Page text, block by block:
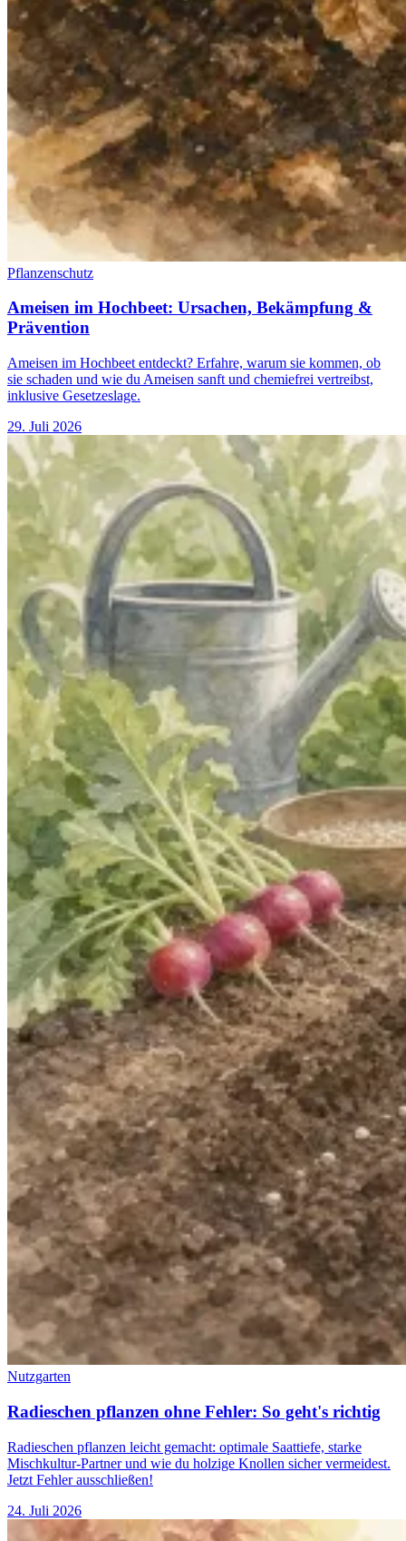
Pflanzenschutz
Ameisen im Hochbeet: Ursachen, Bekämpfung &
Prävention
Ameisen im Hochbeet entdeckt? Erfahre, warum sie kommen, ob
sie schaden und wie du Ameisen sanft und chemiefrei vertreibst,
inklusive Gesetzeslage.
29. Juli 2026
Nutzgarten
Radieschen pflanzen ohne Fehler: So geht's richtig
Radieschen pflanzen leicht gemacht: optimale Saattiefe, starke
Mischkultur-Partner und wie du holzige Knollen sicher vermeidest.
Jetzt Fehler ausschließen!
24. Juli 2026